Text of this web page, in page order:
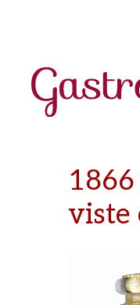
viste